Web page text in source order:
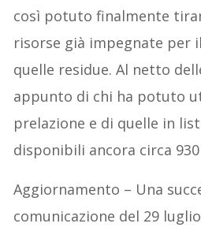
così potuto finalmente
risorse già impegnate per
quelle residue. Al netto
appunto di chi ha potuto
prelazione e di quelle in
disponibili ancora circa
Aggiornamento – Una
comunicazione del 29